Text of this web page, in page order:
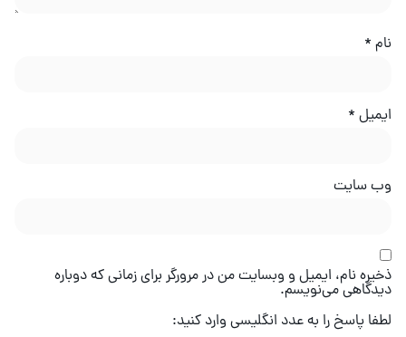
نام*
ایمیل*
وب‌ سایت
ذخیره نام، ایمیل و وبسایت من در مرورگر برای زمانی که دوباره
دیدگاهی می‌نویسم.
لطفا پاسخ را به عدد انگلیسی وارد کنید: